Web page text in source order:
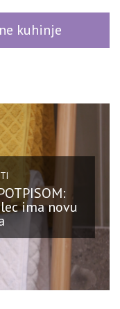
kuhinje
ima novu